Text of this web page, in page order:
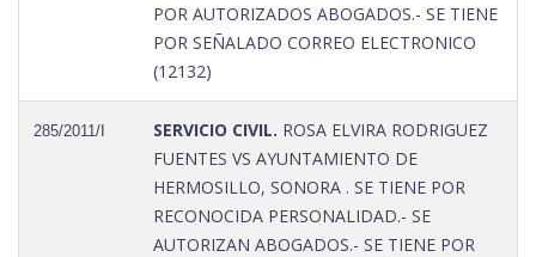
POR AUTORIZADOS ABOGADOS.- SE TIENE
POR SEÑALADO CORREO ELECTRONICO
(12132)
285/2011/I SERVICIO CIVIL. ROSA ELVIRA RODRIGUEZ
FUENTES VS AYUNTAMIENTO DE
HERMOSILLO, SONORA . SE TIENE POR
RECONOCIDA PERSONALIDAD.- SE
AUTORIZAN ABOGADOS.- SE TIENE POR